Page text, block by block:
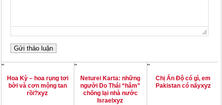
"
Hoa Kỳ – hoa rụng tơi
bời và cơn mộng tan
rồi?xyz
"
Neturei Karta: những
người Do Thái “hâm”
chống lại nhà nước
Israelxyz
"
Chị Ấn Độ có gì, em
Pakistan có nấyxyz